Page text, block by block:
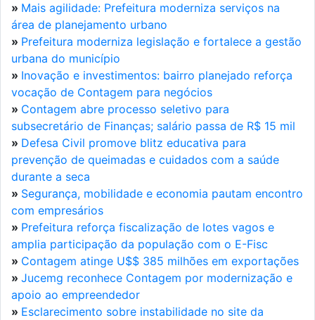
» Mais agilidade: Prefeitura moderniza serviços na
área de planejamento urbano
» Prefeitura moderniza legislação e fortalece a gestão
urbana do município
» Inovação e investimentos: bairro planejado reforça
vocação de Contagem para negócios
» Contagem abre processo seletivo para
subsecretário de Finanças; salário passa de R$ 15 mil
» Defesa Civil promove blitz educativa para
prevenção de queimadas e cuidados com a saúde
durante a seca
» Segurança, mobilidade e economia pautam encontro
com empresários
» Prefeitura reforça fiscalização de lotes vagos e
amplia participação da população com o E-Fisc
» Contagem atinge U$$ 385 milhões em exportações
» Jucemg reconhece Contagem por modernização e
apoio ao empreendedor
» Esclarecimento sobre instabilidade no site da